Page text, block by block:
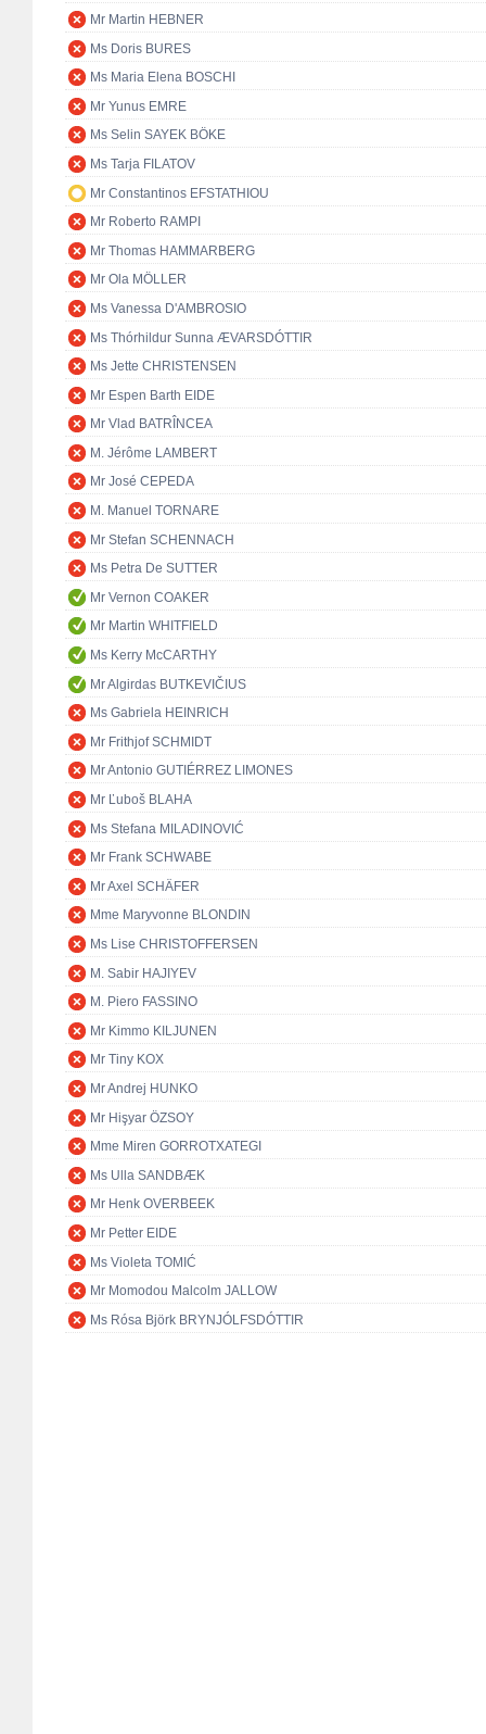
Mr Martin HEBNER
Ms Doris BURES
Ms Maria Elena BOSCHI
Mr Yunus EMRE
Ms Selin SAYEK BÖKE
Ms Tarja FILATOV
Mr Constantinos EFSTATHIOU
Mr Roberto RAMPI
Mr Thomas HAMMARBERG
Mr Ola MÖLLER
Ms Vanessa D'AMBROSIO
Ms Thórhildur Sunna ÆVARSDÓTTIR
Ms Jette CHRISTENSEN
Mr Espen Barth EIDE
Mr Vlad BATRÎNCEA
M. Jérôme LAMBERT
Mr José CEPEDA
M. Manuel TORNARE
Mr Stefan SCHENNACH
Ms Petra De SUTTER
Mr Vernon COAKER
Mr Martin WHITFIELD
Ms Kerry McCARTHY
Mr Algirdas BUTKEVIČIUS
Ms Gabriela HEINRICH
Mr Frithjof SCHMIDT
Mr Antonio GUTIÉRREZ LIMONES
Mr Ľuboš BLAHA
Ms Stefana MILADINOVIĆ
Mr Frank SCHWABE
Mr Axel SCHÄFER
Mme Maryvonne BLONDIN
Ms Lise CHRISTOFFERSEN
M. Sabir HAJIYEV
M. Piero FASSINO
Mr Kimmo KILJUNEN
Mr Tiny KOX
Mr Andrej HUNKO
Mr Hişyar ÖZSOY
Mme Miren GORROTXATEGI
Ms Ulla SANDBÆK
Mr Henk OVERBEEK
Mr Petter EIDE
Ms Violeta TOMIĆ
Mr Momodou Malcolm JALLOW
Ms Rósa Björk BRYNJÓLFSDÓTTIR